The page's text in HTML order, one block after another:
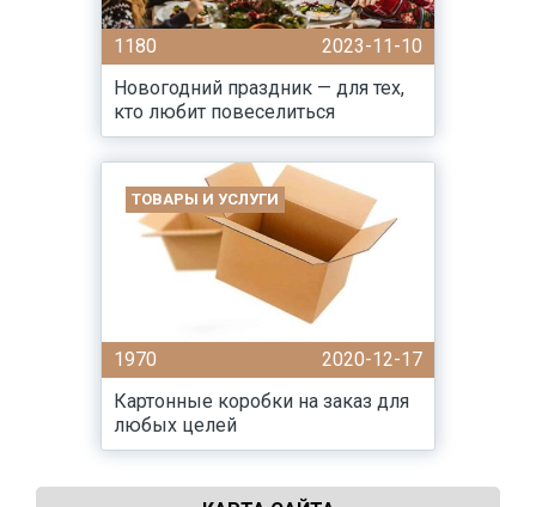
1180
2023-11-10
Новогодний праздник — для тех,
кто любит повеселиться
ТОВАРЫ И УСЛУГИ
1970
2020-12-17
Картонные коробки на заказ для
любых целей